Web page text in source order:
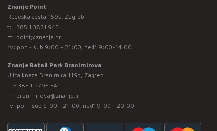
Znanje Point
Rudeška cesta 169a, Zagreb
t: +385 1 3831 945
m: point@znanje.hr
rv: pon - sub 9:00 – 21:00; ned* 9:00-14:00
Znanje Retail Park Branimirova
Ulica kneza Branimira 119b, Zagreb
t: + 385 1 2796 541
m: branimirova@znanje.hr
rv: pon -sub 9:00 - 21:00, ned* 9:00 - 20:00